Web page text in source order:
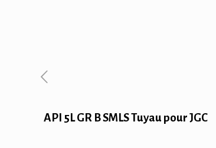
API 5L GR B SMLS Tuyau pour JGC